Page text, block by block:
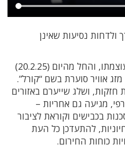
נסיעות שאינן
החורף הישראלי במלוא עוצמתו, והחל מהיום (20.2.25)
אוויר סוערת בשם “קורל”.
חזקות, ושלג שייערם באזורים
מגיעה גם אחריות –
בכבישים וקוראת לציבור
להתעדכן כל העת
כוחות החירום.